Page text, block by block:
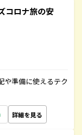
コロナ旅の安
や準備に使えるテク
詳細を見る